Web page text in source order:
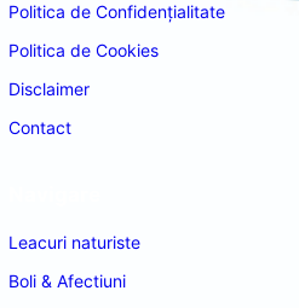
Politica de Confidențialitate
Politica de Cookies
Disclaimer
Contact
Leacuri naturiste
Boli & Afectiuni